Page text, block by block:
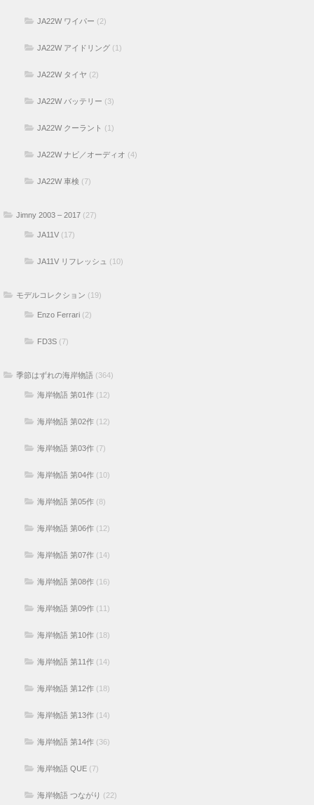
JA22W ワイパー (2)
JA22W アイドリング (1)
JA22W タイヤ (2)
JA22W バッテリー (3)
JA22W クーラント (1)
JA22W ナビ／オーディオ (4)
JA22W 車検 (7)
Jimny 2003 – 2017 (27)
JA11V (17)
JA11V リフレッシュ (10)
モデルコレクション (19)
Enzo Ferrari (2)
FD3S (7)
季節はずれの海岸物語 (364)
海岸物語 第01作 (12)
海岸物語 第02作 (12)
海岸物語 第03作 (7)
海岸物語 第04作 (10)
海岸物語 第05作 (8)
海岸物語 第06作 (12)
海岸物語 第07作 (14)
海岸物語 第08作 (16)
海岸物語 第09作 (11)
海岸物語 第10作 (18)
海岸物語 第11作 (14)
海岸物語 第12作 (18)
海岸物語 第13作 (14)
海岸物語 第14作 (36)
海岸物語 QUE (7)
海岸物語 つながり (22)